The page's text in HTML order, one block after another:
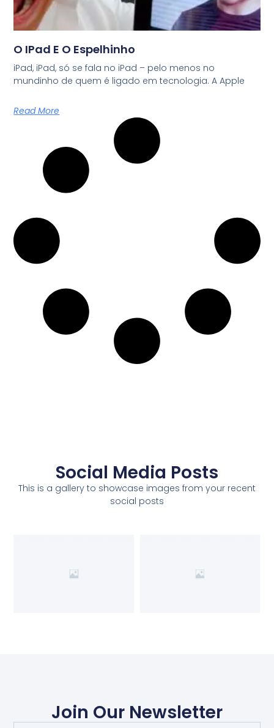
O IPad E O Espelhinho
iPad, iPad, só se fala no iPad – pelo menos no
mundinho de quem é ligado em tecnologia. A Apple
Read More
Social Media Posts
This is a gallery to showcase images from your recent
social posts
Join Our Newsletter